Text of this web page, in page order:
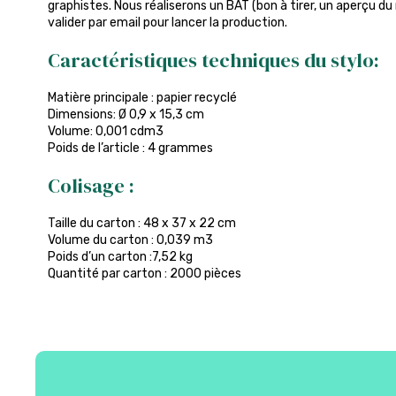
graphistes. Nous réaliserons un BAT (bon à tirer, un aperçu
valider par email pour lancer la production.
Caractéristiques techniques du stylo:
Matière principale : papier recyclé
Dimensions: Ø 0,9 x 15,3 cm
Volume: 0,001 cdm3
Poids de l’article : 4 grammes
Colisage :
Taille du carton : 48 x 37 x 22 cm
Volume du carton : 0,039 m3
Poids d’un carton :7,52 kg
Quantité par carton : 2000 pièces